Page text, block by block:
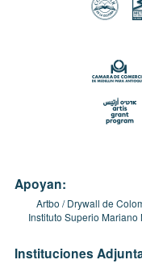
Apoyan:
Artbo Drywall de
Instituto Superio Mariano
Instituciones